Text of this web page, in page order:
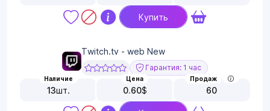
Купить
Twitch.tv - web New
Гарантия: 1 час
Наличие
13шт.
Цена
0.60$
Продаж
60